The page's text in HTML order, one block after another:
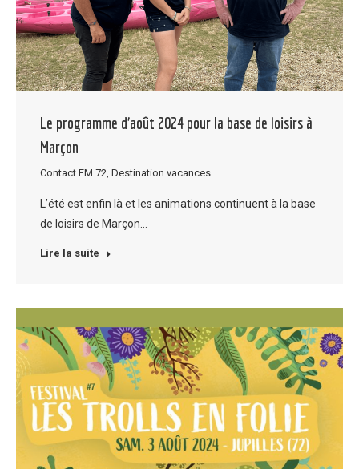
Le programme d’août 2024 pour la base de loisirs à
Marçon
Contact FM 72 Destination vacances
L’été est enfin là et les animations continuent à la base
de loisirs de Marçon…
Lire la suite